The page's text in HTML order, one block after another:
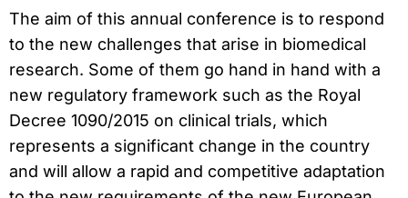
The aim of this annual conference is to respond
to the new challenges that arise in biomedical
research. Some of them go hand in hand with a
new regulatory framework such as the Royal
Decree 1090/2015 on clinical trials, which
represents a significant change in the country
and will allow a rapid and competitive adaptation